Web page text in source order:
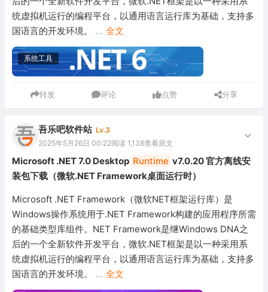
系统工具
统虚拟机运行的编程平台，以通用语言运行库为基础，支持多
国语言的开发环境。
... 全文
系统工具
转发 评论 点赞 分享
吾乐吧软件站 Lv.3
2025年5月26日 00:22阅读 1,138查看原文
Microsoft .NET 7.0 Desktop Runtime v7.0.20 官方离线安
装包下载（微软.NET Framework桌面运行时）
Microsoft .NET Framework（微软NET框架运行库）是
Windows操作系统用于.NET Framework构建的应用程序所需
的基础类型库组件。NET Framework是继Windows DNA之
后的一个全新软件开发平台，微软.NET框架是以一种采用系
统虚拟机运行的编程平台，以通用语言运行库为基础，支持多
国语言的开发环境。
... 全文